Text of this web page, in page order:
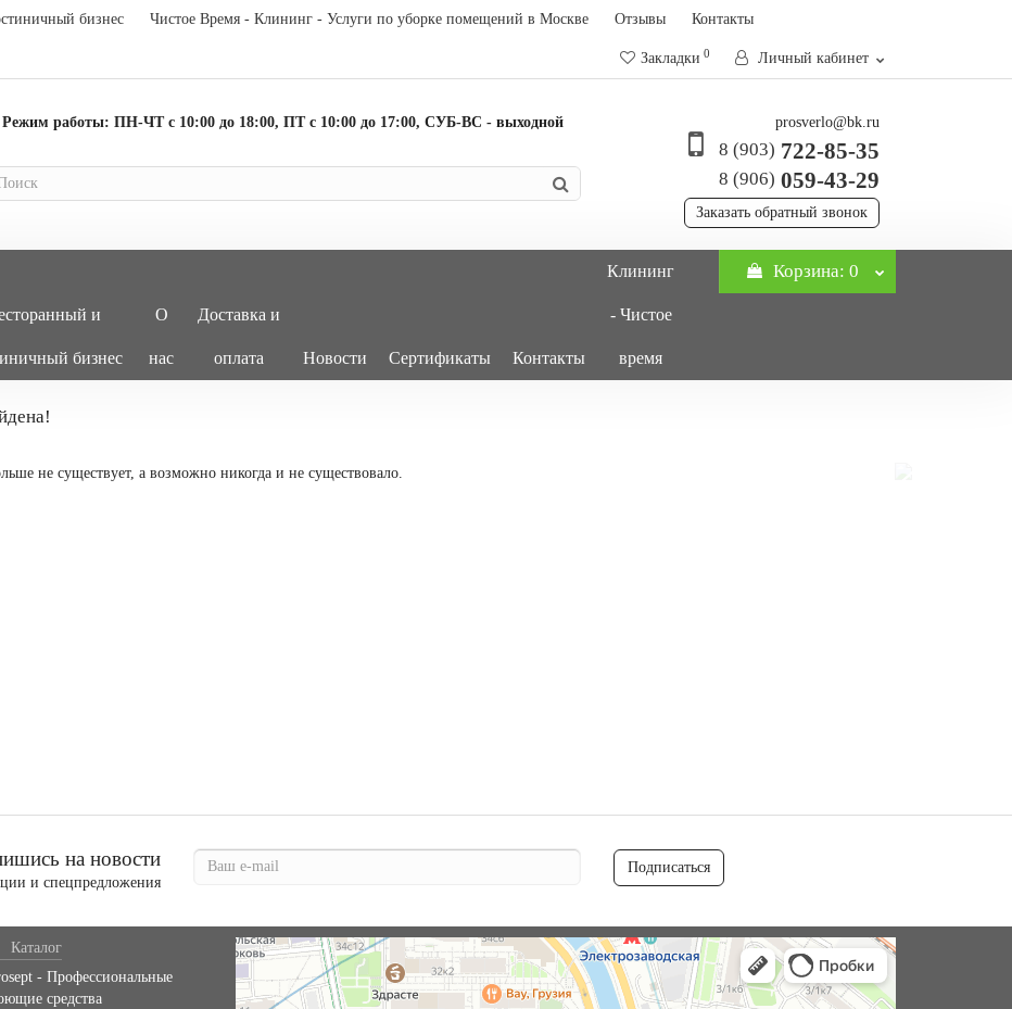
бизнес Чистое Время - Клининг - Услуги по уборке помещений в Москве Отзывы Контакты
Закладки 0 Личный кабинет
Режим работы: ПН-ЧТ с 10:00 до 18:00, ПТ с 10:00 до 17:00, СУБ-ВС - выходной prosverlo@bk.ru
8 (903) 722-85-35
8 (906) 059-43-29
Заказать обратный звонок
и
бизнес
О
нас
Доставка и
оплата Новости Сертификаты Контакты
Клининг
- Чистое
время
Корзина: 0
не существует, а возможно никогда и не существовало.
на новости
и спецпредложения
Подписаться
Каталог
- Профессиональные
средства